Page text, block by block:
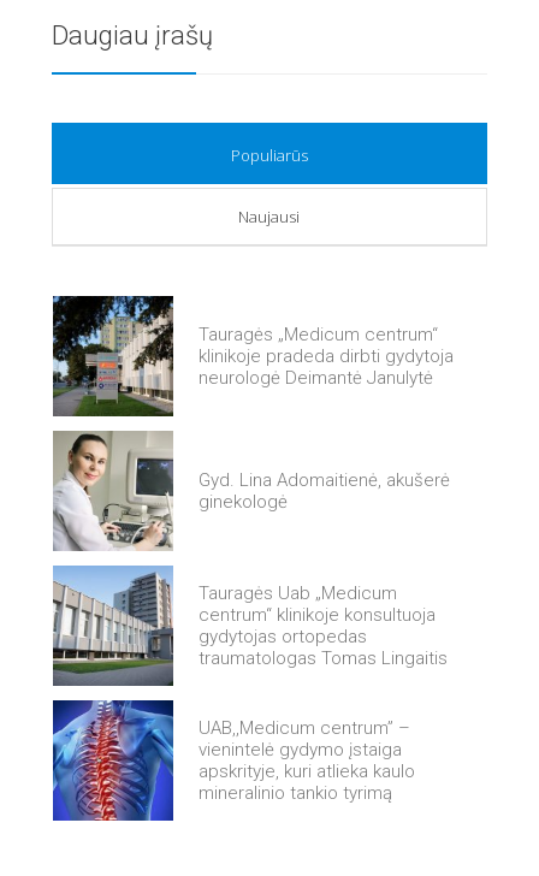
Daugiau įrašų
Populiarūs
Naujausi
Tauragės „Medicum centrum“
klinikoje pradeda dirbti gydytoja
neurologė Deimantė Janulytė
Gyd. Lina Adomaitienė, akušerė
ginekologė
Tauragės Uab „Medicum
centrum“ klinikoje konsultuoja
gydytojas ortopedas
traumatologas Tomas Lingaitis
UAB,,Medicum centrum” –
vienintelė gydymo įstaiga
apskrityje, kuri atlieka kaulo
mineralinio tankio tyrimą